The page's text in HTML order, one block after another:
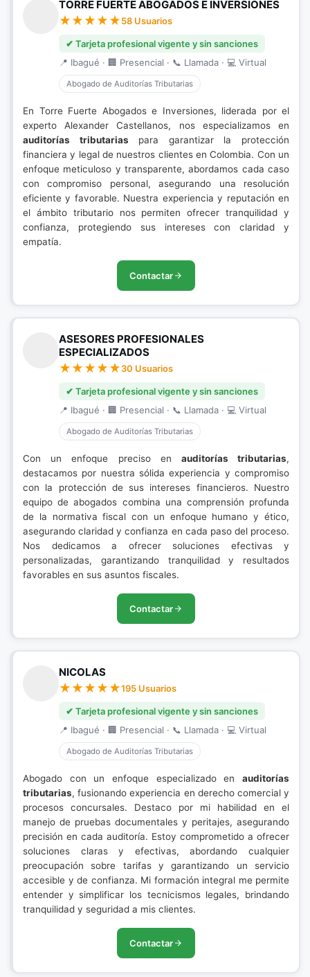
TORRE FUERTE ABOGADOS E INVERSIONES
58 Usuarios
✔ Tarjeta profesional vigente y sin sanciones
📍 Ibagué · 🏢 Presencial · 📞 Llamada · 💻 Virtual
Abogado de Auditorías Tributarias
En Torre Fuerte Abogados e Inversiones, liderada por el
experto Alexander Castellanos, nos especializamos en
auditorías tributarias para garantizar la protección
financiera y legal de nuestros clientes en Colombia. Con un
enfoque meticuloso y transparente, abordamos cada caso
con compromiso personal, asegurando una resolución
eficiente y favorable. Nuestra experiencia y reputación en
el ámbito tributario nos permiten ofrecer tranquilidad y
confianza, protegiendo sus intereses con claridad y
empatía.
Contactar
ASESORES PROFESIONALES
ESPECIALIZADOS
30 Usuarios
✔ Tarjeta profesional vigente y sin sanciones
📍 Ibagué · 🏢 Presencial · 📞 Llamada · 💻 Virtual
Abogado de Auditorías Tributarias
Con un enfoque preciso en auditorías tributarias,
destacamos por nuestra sólida experiencia y compromiso
con la protección de sus intereses financieros. Nuestro
equipo de abogados combina una comprensión profunda
de la normativa fiscal con un enfoque humano y ético,
asegurando claridad y confianza en cada paso del proceso.
Nos dedicamos a ofrecer soluciones efectivas y
personalizadas, garantizando tranquilidad y resultados
favorables en sus asuntos fiscales.
Contactar
NICOLAS
195 Usuarios
✔ Tarjeta profesional vigente y sin sanciones
📍 Ibagué · 🏢 Presencial · 📞 Llamada · 💻 Virtual
Abogado de Auditorías Tributarias
Abogado con un enfoque especializado en auditorías
tributarias, fusionando experiencia en derecho comercial y
procesos concursales. Destaco por mi habilidad en el
manejo de pruebas documentales y peritajes, asegurando
precisión en cada auditoría. Estoy comprometido a ofrecer
soluciones claras y efectivas, abordando cualquier
preocupación sobre tarifas y garantizando un servicio
accesible y de confianza. Mi formación integral me permite
entender y simplificar los tecnicismos legales, brindando
tranquilidad y seguridad a mis clientes.
Contactar